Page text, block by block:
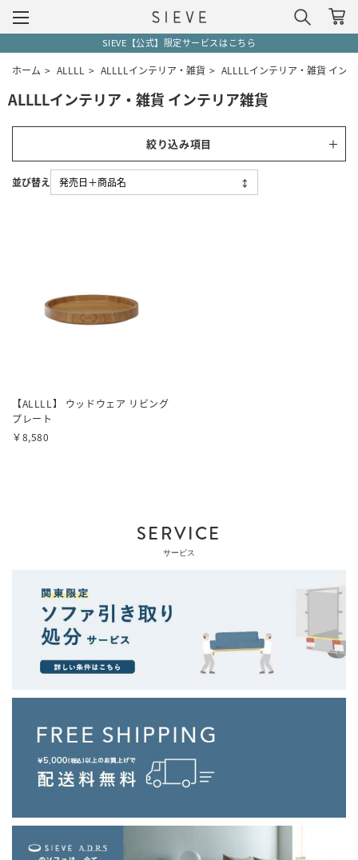
SIEVE【公式】限定サービスはこちら
ホーム > ALLLL > ALLLLインテリア・雑貨 > ALLLLインテリア・雑貨 イン
ALLLLインテリア・雑貨 インテリア雑貨
絞り込み項目
【ALLLL】 ウッドウェア リビング
プレート
￥8,580
SERVICE
サービス